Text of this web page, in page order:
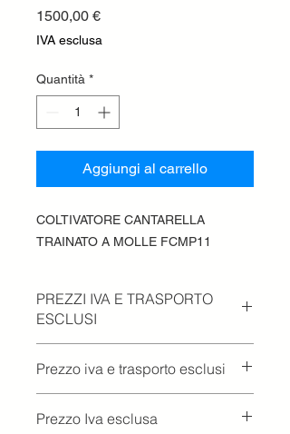
1500,00 €Prezzo
IVA esclusa
Quantità *
Aggiungi al carrello
COLTIVATORE CANTARELLA
TRAINATO A MOLLE FCMP11
PREZZI IVA E TRASPORTO
ESCLUSI
Prezzo iva e trasporto esclusi
Prezzo Iva esclusa